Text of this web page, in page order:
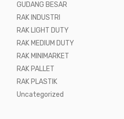
GUDANG BESAR
RAK INDUSTRI
RAK LIGHT DUTY
RAK MEDIUM DUTY
RAK MINIMARKET
RAK PALLET
RAK PLASTIK
Uncategorized